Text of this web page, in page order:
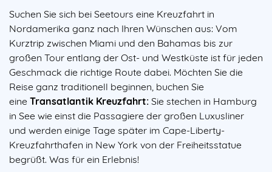
Suchen Sie sich bei Seetours eine Kreuzfahrt in
Nordamerika ganz nach Ihren Wünschen aus: Vom
Kurztrip zwischen Miami und den Bahamas bis zur
großen Tour entlang der Ost- und Westküste ist für jeden
Geschmack die richtige Route dabei. Möchten Sie die
Reise ganz traditionell beginnen, buchen Sie
eine Transatlantik Kreuzfahrt: Sie stechen in Hamburg
in See wie einst die Passagiere der großen Luxusliner
und werden einige Tage später im Cape-Liberty-
Kreuzfahrthafen in New York von der Freiheitsstatue
begrüßt. Was für ein Erlebnis!